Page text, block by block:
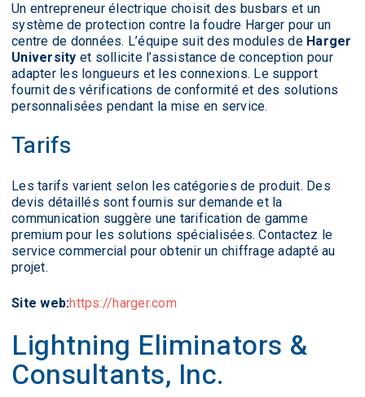
Un entrepreneur électrique choisit des busbars et un
système de protection contre la foudre Harger pour un
centre de données. L’équipe suit des modules de Harger
University et sollicite l’assistance de conception pour
adapter les longueurs et les connexions. Le support
fournit des vérifications de conformité et des solutions
personnalisées pendant la mise en service.
Tarifs
Les tarifs varient selon les catégories de produit. Des
devis détaillés sont fournis sur demande et la
communication suggère une tarification de gamme
premium pour les solutions spécialisées. Contactez le
service commercial pour obtenir un chiffrage adapté au
projet.
Site web:https://harger.com
Lightning Eliminators &
Consultants, Inc.